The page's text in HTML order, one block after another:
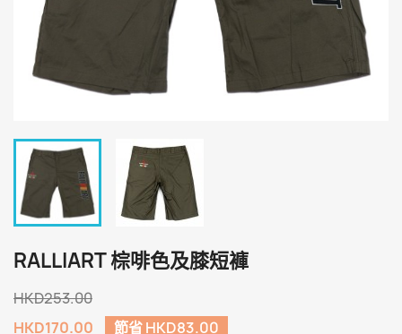
RALLIART 棕啡色及膝短褲
HKD253.00
HKD170.00
節省 HKD83.00